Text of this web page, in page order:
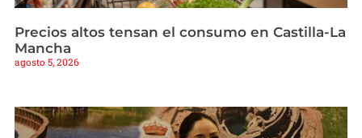
Precios altos tensan el consumo en Castilla-La
Mancha
agosto 5, 2026